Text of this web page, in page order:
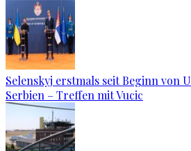
Selenskyj erstmals seit Beginn von
Serbien – Treffen mit Vucic